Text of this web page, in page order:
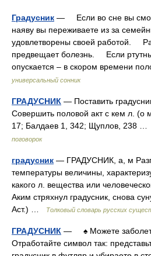
Градусник — Если во сне вы
наяву вы переживаете из за
удовлетворены своей работой.
предвещает болезнь. Если
опускается – в скором времени
универсальный сонник
ГРАДУСНИК — Поставить
Совершить половой акт с кем л. (о
17; Балдаев 1, 342; Щуплов, 238 …
поговорок
градусник — ГРАДУСНИК, а, м
температуры величины,
какого л. вещества или
Аким стряхнул градусник, снова
Аст.) …
Толковый словарь русских
ГРАДУСНИК — ♠ Можете
Отработайте символ так: